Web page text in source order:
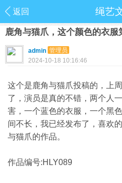
返回 绳艺
鹿角与猫爪，这个颜色的衣服
admin 管理员
2024-10-18 10:16:46
这个是鹿角与猫爪投稿的，上
了，演员是真的不错，两个人
害，一个蓝色的衣服，一个黑
间不长，我已经发布了，喜欢
与猫爪的作品。
作品编号:HLY089